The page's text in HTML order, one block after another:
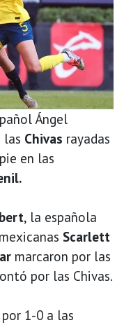
Ángel
las Chivas rayadas
en las
, la española
Scarlett
marcaron por las
por las Chivas.
1-0 a las